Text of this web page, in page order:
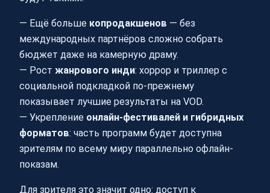
— Ещё больше копродакшенов — без
международных партнёров сложно собрать
бюджет даже на камерную драму.
— Рост жанрового инди: хоррор и триллер с
социальной подкладкой по-прежнему
показывает лучшие результаты на VOD.
— Укрепление онлайн-фестивалей и гибридных
форматов: часть программ будет доступна
зрителям по всему миру параллельно офлайн-
показам.
Для зрителя это значит одно: доступ к